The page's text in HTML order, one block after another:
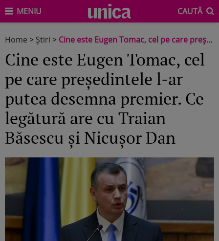
MENIU CAUTĂ
Home > Știri > Cine este Eugen Tomac, cel pe care președintele l-ar putea desemna premier. Ce legătură are cu Traian Băsescu și Nicușor Dan
Cine este Eugen Tomac, cel
pe care președintele l-ar
putea desemna premier. Ce
legătură are cu Traian
Băsescu și Nicușor Dan